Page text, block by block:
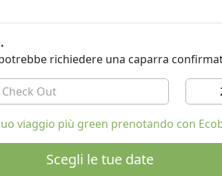
e ci siamo impegnati ad esso.
sostenibilità va ben oltre gli sforzi di
non usare pesticidi impropri, sostenere
e ristoranti e gestire la nostra giungla
cose, dalla nostra casa 727
10.000 piante e alberi ogni
eterogeneo per la fauna
nuove piante e alberi ogni anno.
richiedere una caparra
viaggio più green prenotando con
Scegli le tue date